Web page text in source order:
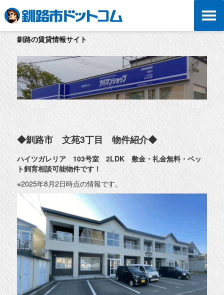
釧路の賃貸情報サイト
◆釧路市 文苑3丁目 物件紹介◆
ハイツガレリア 103号室 2LDK 敷金・礼金無料・ペッ
ト飼育相談可能物件です！
※2025年8月2日時点の情報です。